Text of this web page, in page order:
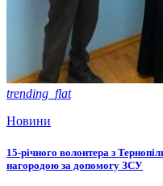
trending_flat
Новини
15-річного волонтера з
нагородою за допомогу ЗСУ